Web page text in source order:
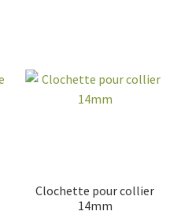
Clochette pour collier
14mm